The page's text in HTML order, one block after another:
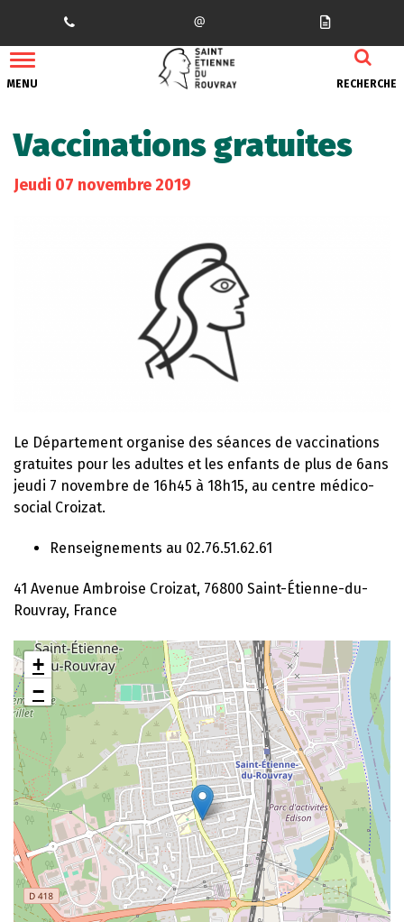
MENU RECHERCHE
Vaccinations gratuites
Jeudi 07 novembre 2019
Le Département organise des séances de vaccinations
gratuites pour les adultes et les enfants de plus de 6ans
jeudi 7 novembre de 16h45 à 18h15, au centre médico-
social Croizat.
Renseignements au 02.76.51.62.61
41 Avenue Ambroise Croizat, 76800 Saint-Étienne-du-
Rouvray, France
+
−